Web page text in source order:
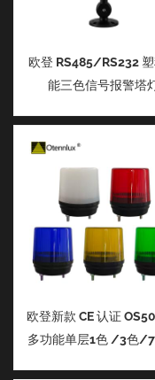
欧登 RS485/RS232
能三色信号报警塔
欧登新款 CE 认证
多功能单层1色 /3色/